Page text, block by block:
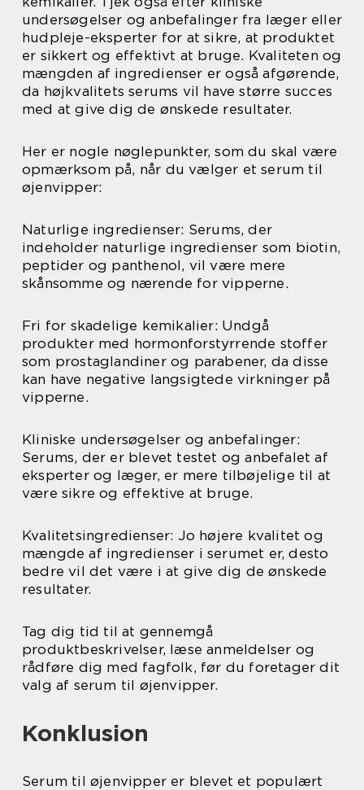
undersøgelser og anbefalinger fra læger eller
hudpleje-eksperter for at sikre, at produktet
er sikkert og effektivt at bruge. Kvaliteten og
mængden af ingredienser er også afgørende,
da højkvalitets serums vil have større succes
med at give dig de ønskede resultater.
Her er nogle nøglepunkter, som du skal være
opmærksom på, når du vælger et serum til
øjenvipper:
Naturlige ingredienser: Serums, der
indeholder naturlige ingredienser som biotin,
peptider og panthenol, vil være mere
skånsomme og nærende for vipperne.
Fri for skadelige kemikalier: Undgå
produkter med hormonforstyrrende stoffer
som prostaglandiner og parabener, da disse
kan have negative langsigtede virkninger på
vipperne.
Kliniske undersøgelser og anbefalinger:
Serums, der er blevet testet og anbefalet af
eksperter og læger, er mere tilbøjelige til at
være sikre og effektive at bruge.
Kvalitetsingredienser: Jo højere kvalitet og
mængde af ingredienser i serumet er, desto
bedre vil det være i at give dig de ønskede
resultater.
Tag dig tid til at gennemgå
produktbeskrivelser, læse anmeldelser og
rådføre dig med fagfolk, før du foretager dit
valg af serum til øjenvipper.
Konklusion
Serum til øjenvipper er blevet et populært